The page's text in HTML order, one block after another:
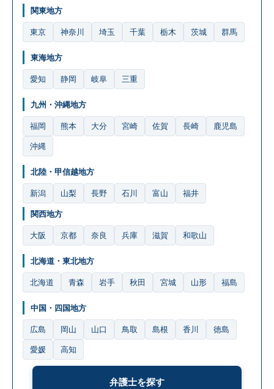
関東地方
東京 神奈川 埼玉 千葉 栃木 茨城 群馬
東海地方
愛知 静岡 岐阜 三重
九州・沖縄地方
福岡 熊本 大分 宮崎 佐賀 長崎 鹿児島
沖縄
北陸・甲信越地方
新潟 山梨 長野 石川 富山 福井
関西地方
大阪 京都 奈良 兵庫 滋賀 和歌山
北海道・東北地方
北海道 青森 岩手 秋田 宮城 山形 福島
中国・四国地方
広島 岡山 山口 鳥取 島根 香川 徳島
愛媛 高知
弁護士を探す